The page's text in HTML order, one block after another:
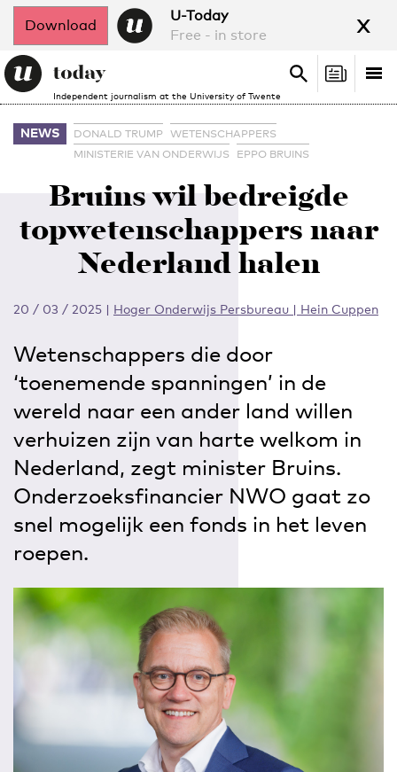
Download
U-Today
Free - in store
x
Independent journalism at the University of Twente
Search
Search
NEWS DONALD TRUMP
WETENSCHAPPERS
MINISTERIE VAN ONDERWIJS
EPPO BRUINS
Bruins wil bedreigde
topwetenschappers naar
Nederland halen
20 / 03 / 2025 | Hoger Onderwijs Persbureau | Hein Cuppen
Wetenschappers die door
‘toenemende spanningen’ in de
wereld naar een ander land willen
verhuizen zijn van harte welkom in
Nederland, zegt minister Bruins.
Onderzoeksfinancier NWO gaat zo
snel mogelijk een fonds in het leven
roepen.